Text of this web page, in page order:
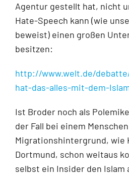
Agentur gestellt hat, nicht
Hate-Speech kann (wie
beweist) einen großen
besitzen:
http://www.welt.de/
hat-das-alles-mit-dem-
Ist Broder noch als
der Fall bei einem
Migrationshintergrund, wie
Dortmund, schon weitaus
selbst ein Insider den Islam